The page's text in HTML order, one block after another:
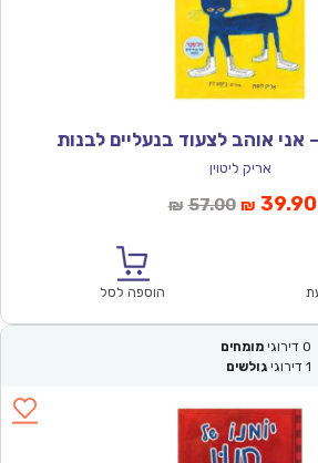
אני אוהב לצעוד בנעליים לבנות
אריק ליטוין
₪ 57.00המחיר
₪57.00.
₪ 39.90
הוספה לסל
0 דירוגי מומחים
1 דירוגי גולשים